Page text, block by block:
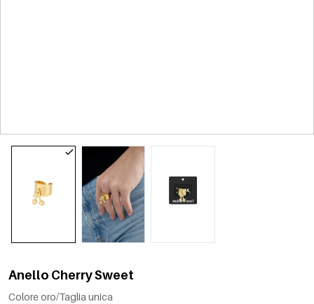
Anello Cherry Sweet
Colore oro/Taglia unica